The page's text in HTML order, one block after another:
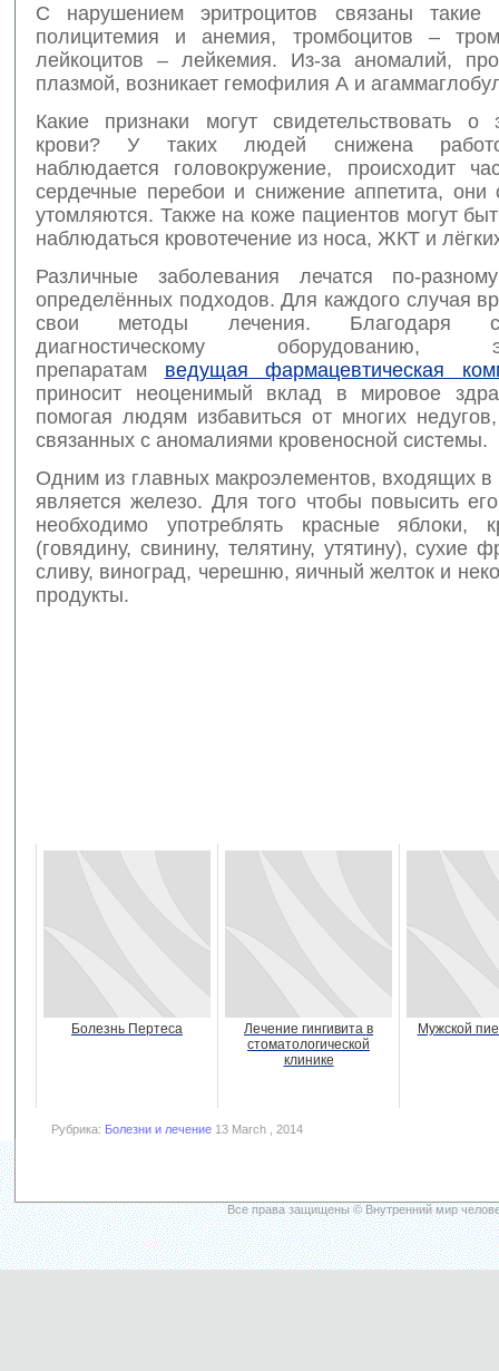
С нарушением эритроцитов связаны такие
полицитемия и анемия, тромбоцитов –
лейкоцитов – лейкемия. Из-за аномалий,
плазмой, возникает гемофилия А и
Какие признаки могут свидетельствовать о
крови? У таких людей снижена
наблюдается головокружение, происходит
сердечные перебои и снижение аппетита, они
утомляются. Также на коже пациентов могут
наблюдаться кровотечение из носа, ЖКТ и
Различные заболевания лечатся по-
определённых подходов. Для каждого случая
свои методы лечения. Благодаря
диагностическому оборудованию,
препаратам ведущая фармацевтическая
приносит неоценимый вклад в мировое
помогая людям избавиться от многих
связанных с аномалиями кровеносной системы.
Одним из главных макроэлементов, входящих в
является железо. Для того чтобы повысить
необходимо употреблять красные яблоки,
(говядину, свинину, телятину, утятину), сухие
сливу, виноград, черешню, яичный желток и
продукты.
Болезнь Пертеса
Лечение гингивита в
стоматологической
клинике
Мужской
Рубрика: Болезни и лечение 13 March , 2014
Все права защищены © Внутренний мир